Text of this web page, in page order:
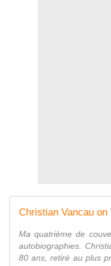
Christian Vancau on
Ma quatrième de
autobiographies.
80 ans, retiré au plus